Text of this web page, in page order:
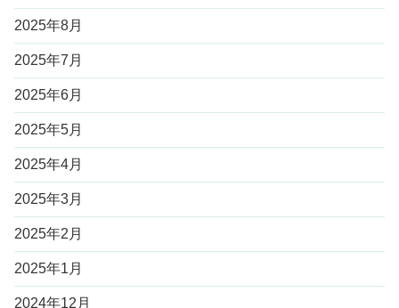
2025年8月
2025年7月
2025年6月
2025年5月
2025年4月
2025年3月
2025年2月
2025年1月
2024年12月